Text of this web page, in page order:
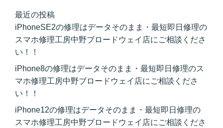
最近の投稿
iPhoneSE2の修理はデータそのまま・最短即日修理の
スマホ修理工房中野ブロードウェイ店にご相談くださ
い！！
iPhone8の修理はデータそのまま・最短即日修理のス
マホ修理工房中野ブロードウェイ店にご相談くださ
い！！
iPhone12の修理はデータそのまま・最短即日修理の
スマホ修理工房中野ブロードウェイ店にご相談くださ